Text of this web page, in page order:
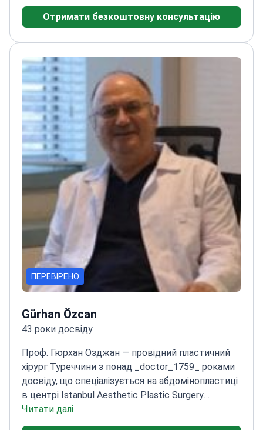
абдомінопластикиВикористання передових
методів для мінімізації рубцівВідданість безпеці
Отримати безкоштовну консультацію
ПЕРЕВІРЕНО
Gürhan Özcan
43 роки досвіду
Проф. Гюрхан Озджан — провідний пластичний
хірург Туреччини з понад _doctor_1759_ роками
досвіду, що спеціалізується на абдомінопластиці
в центрі Istanbul Aesthetic Plastic Surgery
Center. Засновник та завідувач кафедри
пластичної хірургії в Університеті
Читати далі